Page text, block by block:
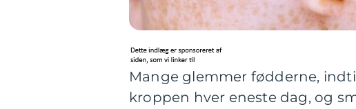
Mange glemmer fødderne,
kroppen hver eneste dag, og